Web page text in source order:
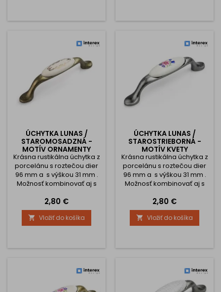
ÚCHYTKA LUNAS /
STAROMOSADZNÁ -
MOTÍV ORNAMENTY
Krásna rustikálna úchytka z
porcelánu s roztečou dier
96 mm a s výškou 31 mm .
Možnosť kombinovať aj s
Cena
2,80 €
 Vložiť do košíka
ÚCHYTKA LUNAS /
STAROSTRIEBORNÁ -
MOTÍV KVETY
Krásna rustikálna úchytka z
porcelánu s roztečou dier
96 mm a s výškou 31 mm .
Možnosť kombinovať aj s
Cena
2,80 €
 Vložiť do košíka